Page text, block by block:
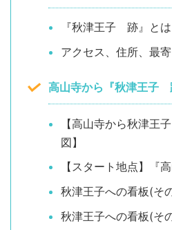
『秋津王子 跡』とは
アクセス、住所、最
高山寺から『秋津王子
【高山寺から秋津王
図】
【スタート地点】『高
秋津王子への看板(そ
秋津王子への看板(そ